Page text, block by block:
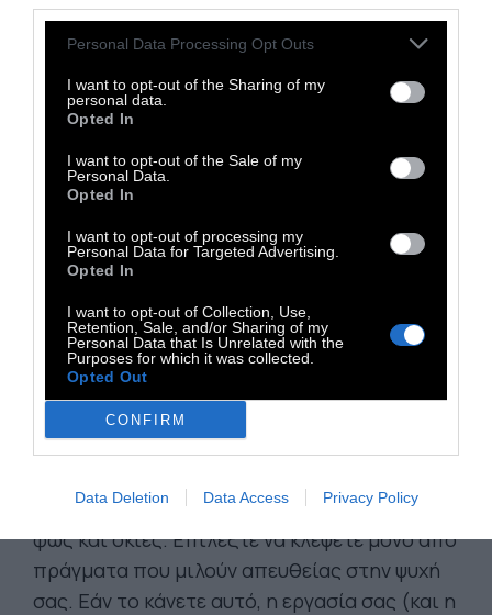
Personal Data Processing Opt Outs
I want to opt-out of the Sharing of my
personal data.
Opted In
I want to opt-out of the Sale of my
Personal Data.
Opted In
I want to opt-out of processing my
Personal Data for Targeted Advertising.
Opted In
I want to opt-out of Collection, Use,
Retention, Sale, and/or Sharing of my
Personal Data that Is Unrelated with the
Purposes for which it was collected.
Opted Out
CONFIRM
Data Deletion Data Access Privacy Policy
προσωπικότητα που κάνουν έναν χαρακτήρα
να υπερβάλλει κάποιες ιδιότητες και
καταστέλλει κάποιες άλλες. Είναι πάντα μια
πραγματική συνεργασία για μένα.
Οι ποιητές ήταν ανέκαθεν οι ήρωές μου,
γιατί δεν υπάρχει κανείς που να έγινε
ποιητής για τα χρήματα.
οπουδήποτε σας δίνει έμπνευση ή
τροφοδοτεί τη φαντασία σας.
Καταβροχθίστε παλιές ταινίες, νέες ταινίες,
μουσική, βιβλία, πίνακες ζωγραφικής,
φωτογραφίες, ποιήματα, όνειρα, τυχαίες
πινακίδες, δέντρα, σύννεφα, υδάτινα σώματα,
φως και σκιές. Επιλέξτε να κλέψετε μόνο από
πράγματα που μιλούν απευθείας στην ψυχή
σας. Εάν το κάνετε αυτό, η εργασία σας (και η